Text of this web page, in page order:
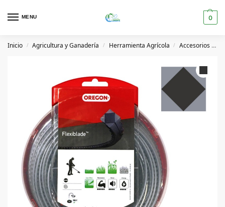
MENU 0
Inicio / Agricultura y Ganadería / Herramienta Agrícola / Accesorios Desbrozadora